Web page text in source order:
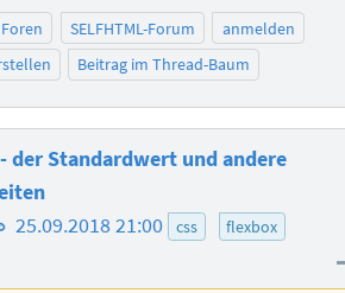
SELFHTML-Forum
anmelden
Beitrag im Thread-Baum
der Standardwert und andere
25.09.2018 21:00 css flexbox